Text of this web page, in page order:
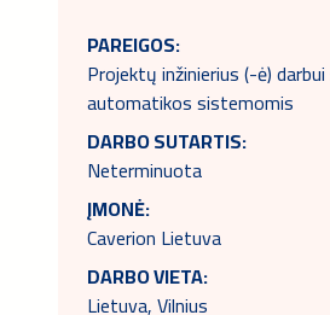
PAREIGOS:
Projektų inžinierius (-ė)
automatikos sistemomis
DARBO SUTARTIS:
Neterminuota
ĮMONĖ:
Caverion Lietuva
DARBO VIETA:
Lietuva, Vilnius